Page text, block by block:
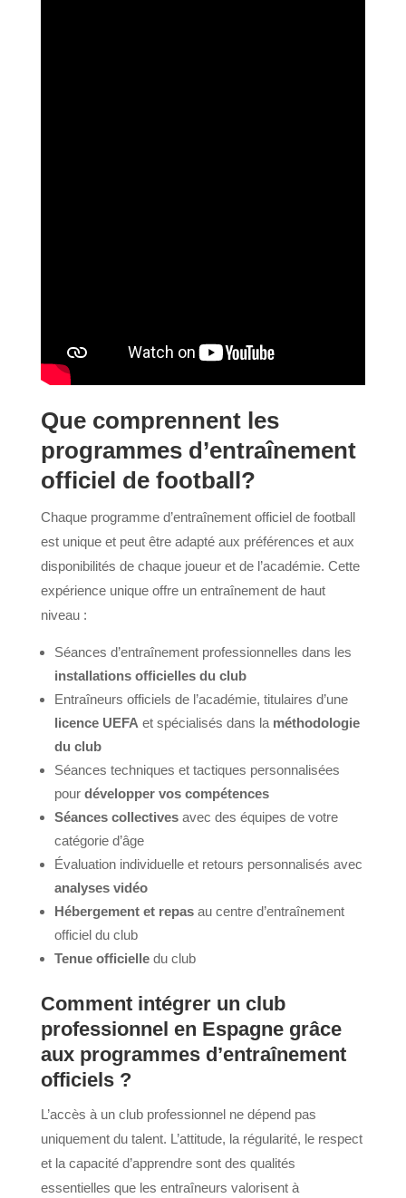
Que comprennent les
programmes d’entraînement
officiel de football?
Chaque programme d’entraînement officiel de football
est unique et peut être adapté aux préférences et aux
disponibilités de chaque joueur et de l’académie. Cette
expérience unique offre un entraînement de haut
niveau :
Séances d’entraînement professionnelles dans les
installations officielles du club
Entraîneurs officiels de l’académie, titulaires d’une
licence UEFA et spécialisés dans laméthodologie
du club
Séances techniques et tactiques personnalisées
pour développer vos compétences
Séances collectives avec des équipes de votre
catégorie d’âge
Évaluation individuelle et retours personnalisés avec
analyses vidéo
Hébergement et repasau centre d’entraînement
officiel du club
Tenue officielledu club
Comment intégrer un club
professionnel en Espagne grâce
aux programmes d’entraînement
officiels ?
L’accès à un club professionnel ne dépend pas
uniquement du talent. L’attitude, la régularité, le respect
et la capacité d’apprendre sont des qualités
essentielles que les entraîneurs valorisent à